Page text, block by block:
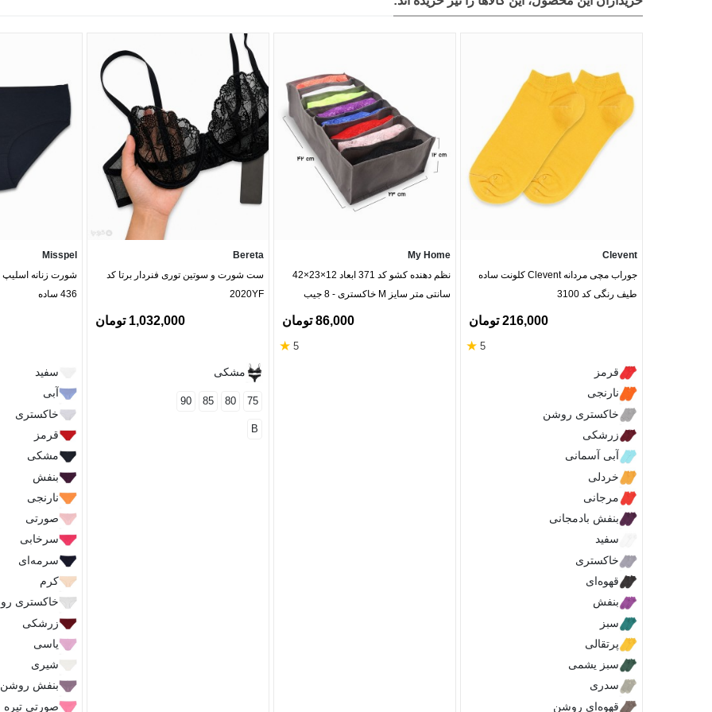
این مدل دارای الگوی استاندارد و کشسانی مطلوب است. پیشنهاد می‌شود برای انتخاب دقیق‌تر، پیش از ثبت سفارش به جدول
است. وضعیت مرسوله از طریق کد رهگیری پستی قابل پیگیری خواهد بود.
بله. چنانچه کالا دارای ایراد فیزیکی، مغایرت در رنگ یا طرح
داده نمی شود. بعد از اطلاع خریدار می‌تواند ظرف 10 روز پس از دریافت، درخواست تعویض یا بازگشت
6. آیا می‌توان قبل از پرداخت، وضعیت موجودی و رنگ محصول را بررسی کرد؟
بله. تمام اطلاعات شامل موجودی، رنگ‌بندی و سایزبندی به‌صورت لحظه‌ای در سایت به‌روزرسانی می‌شود. در صورت اتمام موجودی
Clevent
جوراب مچی مردانه Clevent کلونت ساده
طیف رنگی کد 3100
216,000 تومان
5
★
قرمز
نارنجی
خاکستری روشن
زرشکی
آبی آسمانی
خردلی
مرجانی
بنفش بادمجانی
سفید
خاکستری
قهوه‌ای
بنفش
سبز
پرتقالی
سبز یشمی
سدری
قهوه‌ای روشن
My Home
نظم دهنده کشو کد 371 ابعاد 12×23×42
سانتی متر سایز M خاکستری - 8 جیب
86,000 تومان
5
★
Bereta
ست شورت و سوتین توری فنردار برتا کد
2020YF
1,032,000 تومان
مشکی
75
80
85
90
B
Misspel
436 ساده
سفید
آبی
خاکستری
قرمز
مشکی
بنفش
نارنجی
صورتی
سرخابی
سرمه‌ای
کرم
خاکستری
زرشکی
یاسی
شیری
بنفش روشن
صورتی تیره